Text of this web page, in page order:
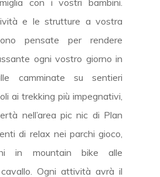
e le strutture a vostra
pensate per rendere
ogni vostro giorno in
camminate su sentieri
ai trekking più impegnativi,
nell’area pic nic di Plan
di relax nei parchi gioco,
in mountain bike alle
Ogni attività avrà il